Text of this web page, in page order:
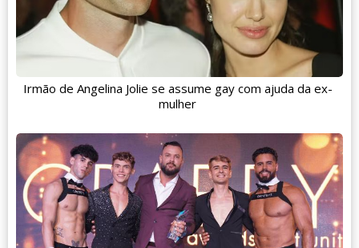
Irmão de Angelina Jolie se assume gay com ajuda da ex-
mulher